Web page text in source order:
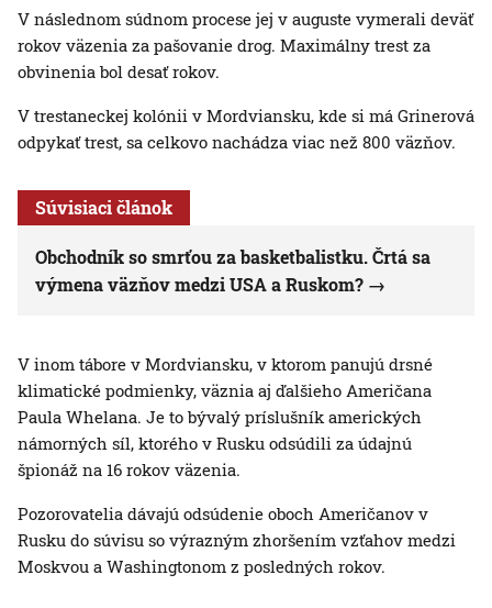
V následnom súdnom procese jej v auguste vymerali deväť
rokov väzenia za pašovanie drog. Maximálny trest za
obvinenia bol desať rokov.
V trestaneckej kolónii v Mordviansku, kde si má Grinerová
odpykať trest, sa celkovo nachádza viac než 800 väzňov.
Súvisiaci článok
Obchodník so smrťou za basketbalistku. Črtá sa
výmena väzňov medzi USA a Ruskom?
V inom tábore v Mordviansku, v ktorom panujú drsné
klimatické podmienky, väznia aj ďalšieho Američana
Paula Whelana. Je to bývalý príslušník amerických
námorných síl, ktorého v Rusku odsúdili za údajnú
špionáž na 16 rokov väzenia.
Pozorovatelia dávajú odsúdenie oboch Američanov v
Rusku do súvisu so výrazným zhoršením vzťahov medzi
Moskvou a Washingtonom z posledných rokov.